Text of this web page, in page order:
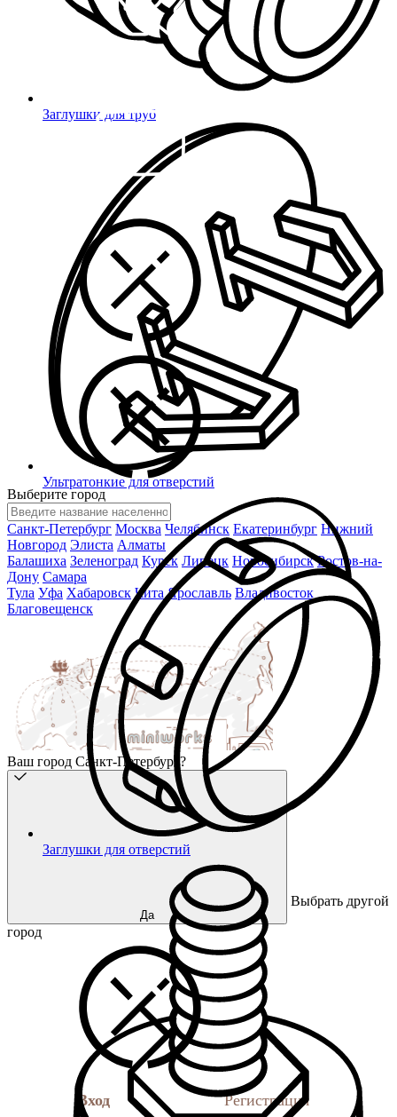
Заглушки для труб
Ультратонкие для отверстий
Заглушки для отверстий
Выберите город
Санкт-Петербург Москва Челябинск Екатеринбург Нижний
Новгород Элиста Алматы
Балашиха Зеленоград Курск Липецк Новосибирск Ростов-на-
Дону Самара
Тула Уфа Хабаровск Чита Ярославль Владивосток
Благовещенск
Ваш город Санкт-Петербург?
Да
Выбрать другой
город
Вход Регистрация